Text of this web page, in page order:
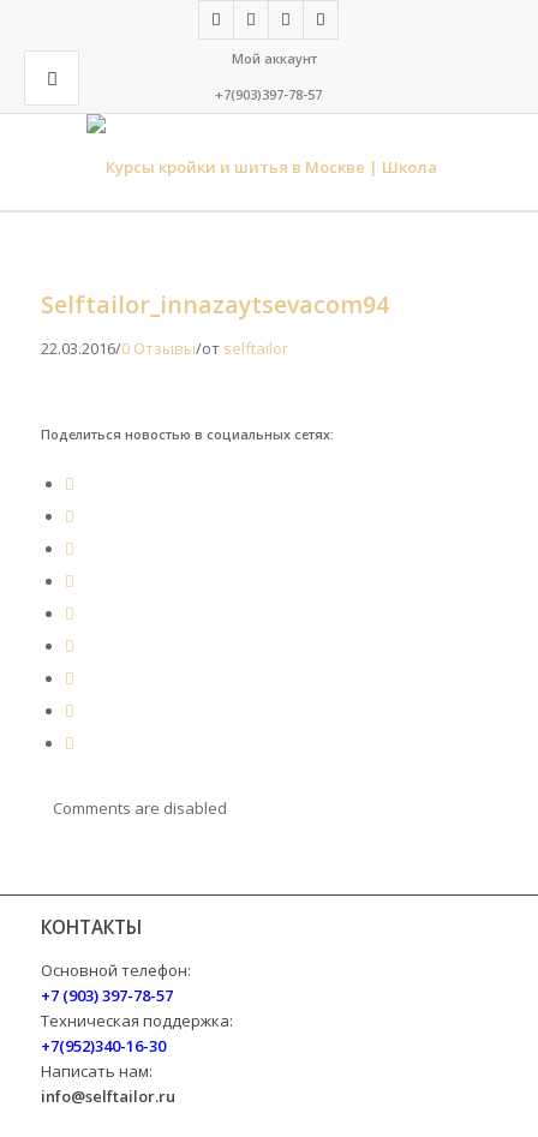
Мой аккаунт
+7(903)397-78-57
Selftailor_innazaytsevacom94
22.03.2016/0 Отзывы/от selftailor
Поделиться новостью в социальных сетях:
Comments are disabled
КОНТАКТЫ
Основной телефон:
+7 (903) 397-78-57
Техническая поддержка:
+7(952)340-16-30
Написать нам:
info@selftailor.ru